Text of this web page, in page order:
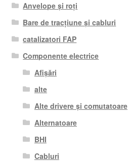
Anvelope și roți
Bare de tracțiune și cabluri
catalizatori FAP
Componente electrice
Afișări
alte
Alte drivere și comutatoare
Alternatoare
BHI
Cabluri